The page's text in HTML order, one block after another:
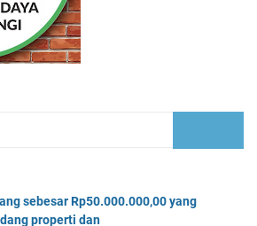
sebesar Rp50.000.000,00 yang
properti dan